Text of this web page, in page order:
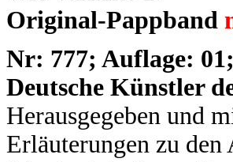
Original-Pappband
Nr: 777; Auflage:
Deutsche Künstler
Herausgegeben und
Erläuterungen zu